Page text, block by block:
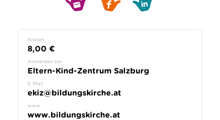
Kosten
8,00 €
Anmelden bei
Eltern-Kind-Zentrum Salzburg
E-Mail
ekiz@bildungskirche.at
www
www.bildungskirche.at